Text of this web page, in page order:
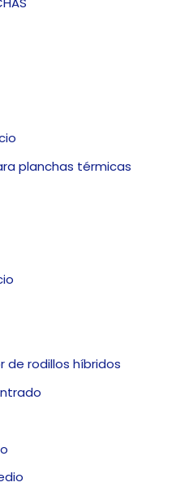
planchas térmicas
de rodillos híbridos